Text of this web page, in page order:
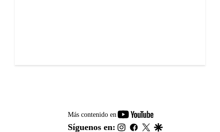
Más contenido en
youtube-
footer
Síguenos en: instagram
facebook
twitter